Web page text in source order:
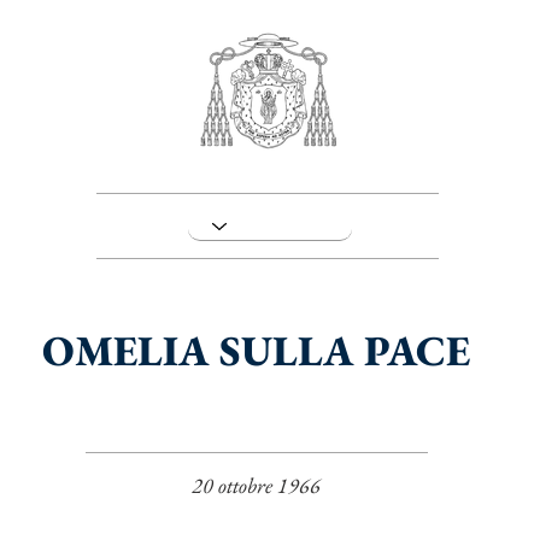
OMELIA SULLA PACE
20 ottobre 1966